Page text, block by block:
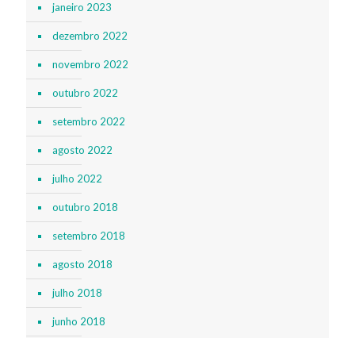
janeiro 2023
dezembro 2022
novembro 2022
outubro 2022
setembro 2022
agosto 2022
julho 2022
outubro 2018
setembro 2018
agosto 2018
julho 2018
junho 2018